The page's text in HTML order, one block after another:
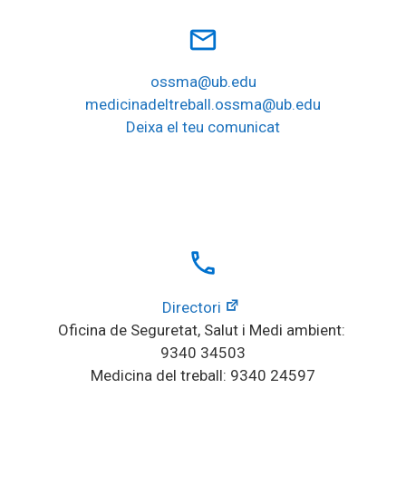
mail_outline
ossma@ub.edu
medicinadeltreball.ossma@ub.edu
Deixa el teu comunicat
local_phone
Directori
Oficina de Seguretat, Salut i Medi ambient:
9340 34503
Medicina del treball: 9340 24597